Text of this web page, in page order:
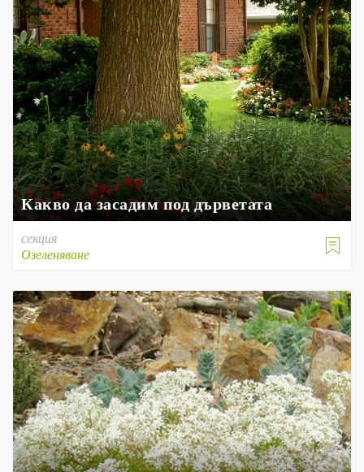
Какво да засадим под дърветата

секция
Озеленяване